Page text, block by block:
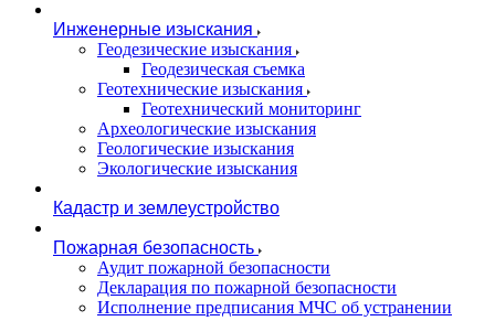
Инженерные изыскания
Геодезические изыскания
Геодезическая съемка
Геотехнические изыскания
Геотехнический мониторинг
Археологические изыскания
Геологические изыскания
Экологические изыскания
Кадастр и землеустройство
Пожарная безопасность
Аудит пожарной безопасности
Декларация по пожарной безопасности
Исполнение предписания МЧС об устранении